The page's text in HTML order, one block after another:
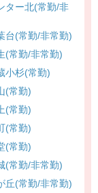
ター北(常勤/非
台(常勤/非常勤)
(常勤/非常勤)
小杉(常勤)
(常勤)
(常勤)
(常勤)
(常勤)
(常勤/非常勤)
丘(常勤/非常勤)